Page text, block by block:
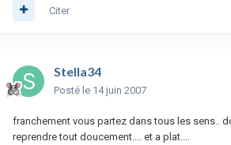
Citer
Stella34
Posté le 14 juin 2007
franchement vous partez dans tous les sens..
reprendre tout doucement.... et a plat....